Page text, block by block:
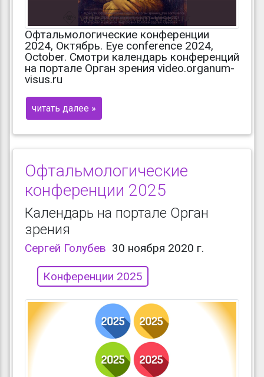
Офтальмологические конференции
2024, Октябрь. Eye conference 2024,
October. Смотри календарь конференций
на портале Орган зрения video.organum-
visus.ru
читать далее »
Офтальмологические
конференции 2025
Календарь на портале Орган
зрения
Сергей Голубев 30 ноября 2020 г.
Конференции 2025